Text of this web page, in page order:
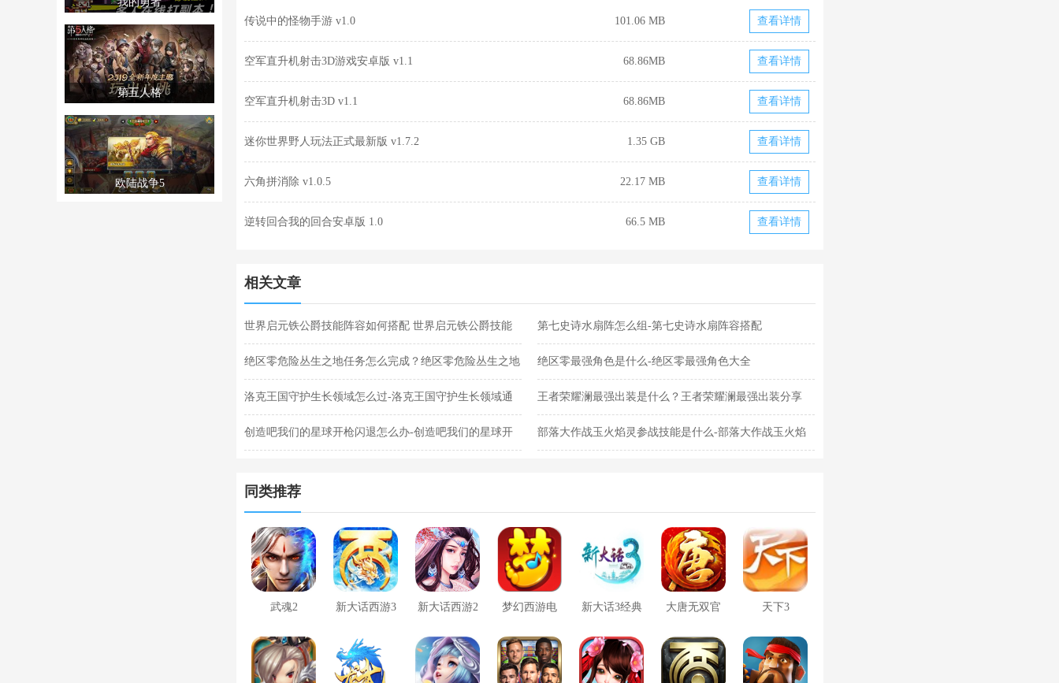
第五人格
欧陆战争5
传说中的怪物手游 v1.0 101.06 MB 查看详情
空军直升机射击3D游戏安卓版 v1.1 68.86MB 查看详情
空军直升机射击3D v1.1 68.86MB 查看详情
迷你世界野人玩法正式最新版 v1.7.2 1.35 GB 查看详情
六角拼消除 v1.0.5 22.17 MB 查看详情
逆转回合我的回合安卓版 1.0 66.5 MB 查看详情
相关文章
世界启元铁公爵技能阵容如何搭配 世界启元铁公爵技能
阵容搭配合集
第七史诗水扇阵怎么组-第七史诗水扇阵容搭配
绝区零危险丛生之地任务怎么完成？绝区零危险丛生之地
任务完成攻略
绝区零最强角色是什么-绝区零最强角色大全
洛克王国守护生长领域怎么过-洛克王国守护生长领域通
关攻略
王者荣耀澜最强出装是什么？王者荣耀澜最强出装分享
创造吧我们的星球开枪闪退怎么办-创造吧我们的星球开 部落大作战玉火焰灵参战技能是什么-部落大作战玉火焰
同类推荐
武魂2 新大话西游3 新大话西游2 梦幻西游电 新大话3经典 大唐无双官 天下3